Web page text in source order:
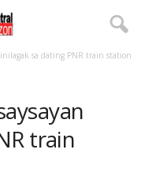
sa dating PNR train station
train